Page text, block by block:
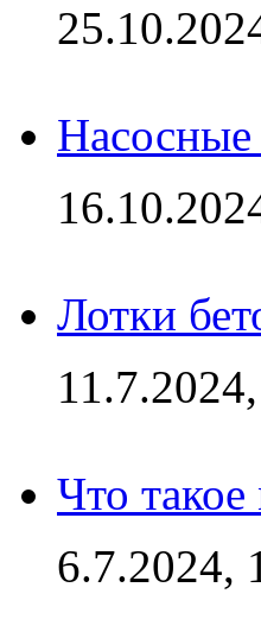
Насосные
Лотки
Что
6.7.2024,